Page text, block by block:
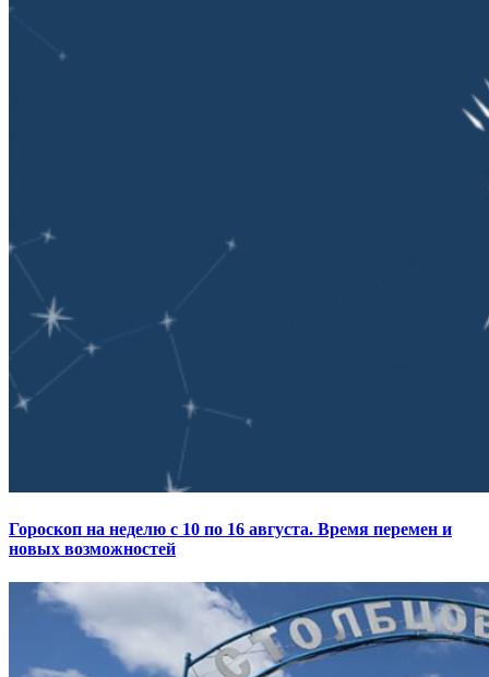
Гороскоп на неделю с 10 по 16 августа. Время перемен и
новых возможностей